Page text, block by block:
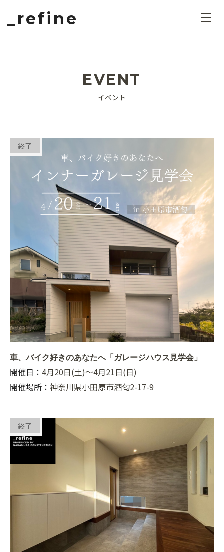
_refine
EVENT
イベント
車、バイク好きのあなたへ「ガレージハウス見学会」
開催日： 4月20日(土)〜4月21日(日)
開催場所： 神奈川県小田原市酒匂2-17-9
終了
終了